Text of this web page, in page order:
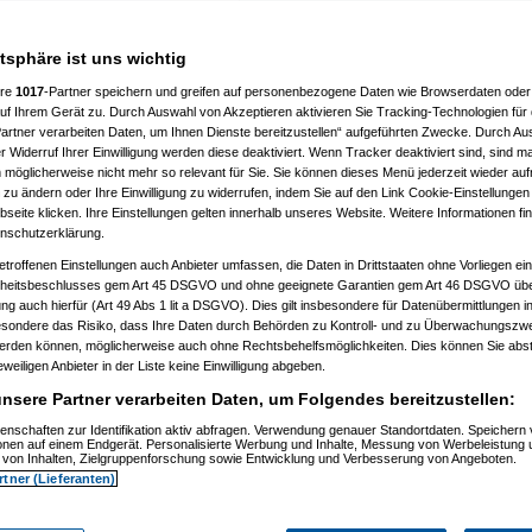
10:52:44)
11:01:21)
11:27:44)
14:15:42)
14:17:28)
am 15.01.2007, 12:42:30)
10:55:38)
11:02:48)
11:17:13)
doncapo
14.01.2007, 11:30:04
ist uns wichtig
1017-Partner speichern und greifen auf personenbezogene Daten wie Browserdaten
Ihrem Gerät zu. Durch Auswahl von Akzeptieren aktivieren Sie Tracking-Technologien für
verarbeiten Daten, um Ihnen Dienste bereitzustellen“ aufgeführten Zwecke. Durch
Widerruf Ihrer Einwilligung werden diese deaktiviert. Wenn Tracker deaktiviert sind, sind
möglicherweise nicht mehr so relevant für Sie. Sie können dieses Menü jederzeit wieder
zu ändern oder Ihre Einwilligung zu widerrufen, indem Sie auf den Link Cookie-
klicken. Ihre Einstellungen gelten innerhalb unseres Website. Weitere Informationen
Einstellungen auch Anbieter umfassen, die Daten in Drittstaaten ohne Vorliegen
gem Art 45 DSGVO und ohne geeignete Garantien gem Art 46 DSGVO
auch hierfür (Art 49 Abs 1 lit a DSGVO). Dies gilt insbesondere für Datenübermittlungen
das Risiko, dass Ihre Daten durch Behörden zu Kontroll- und zu
können, möglicherweise auch ohne Rechtsbehelfsmöglichkeiten. Dies können Sie
Anbieter in der Liste keine Einwilligung abgeben.
Partner verarbeiten Daten, um Folgendes bereitzustellen:
zur Identifikation aktiv abfragen. Verwendung genauer Standortdaten. Speichern
auf einem Endgerät. Personalisierte Werbung und Inhalte, Messung von Werbeleistung
Inhalten, Zielgruppenforschung sowie Entwicklung und Verbesserung von Angeboten.
(Lieferanten)